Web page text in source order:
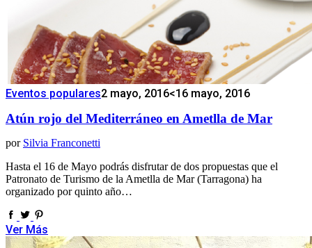
Eventos populares2 mayo, 2016<16 mayo, 2016
Atún rojo del Mediterráneo en Ametlla de Mar
por Silvia Franconetti
Hasta el 16 de Mayo podrás disfrutar de dos propuestas que el
Patronato de Turismo de la Ametlla de Mar (Tarragona) ha
organizado por quinto año…
Ver Más